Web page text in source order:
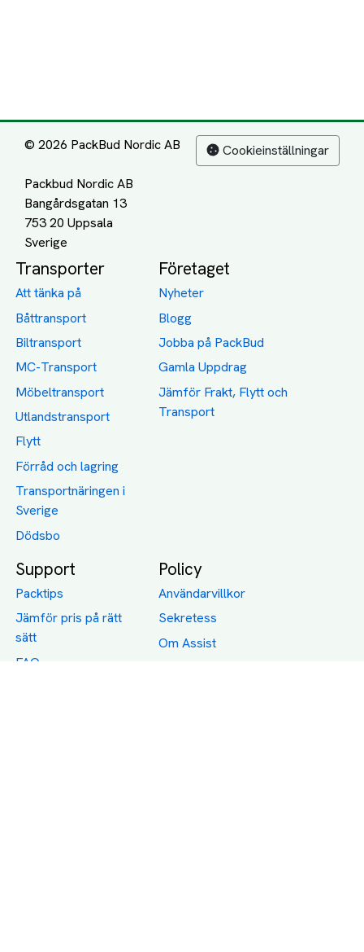
© 2026 PackBud Nordic AB
Packbud Nordic AB
Bangårdsgatan 13
753 20 Uppsala
Cookieinställningar
Transporter
Att tänka på
Båttransport
Biltransport
MC-Transport
Möbeltransport
Utlandstransport
Flytt
Förråd och lagring
Transportnäringen i
Sverige
Dödsbo
Företaget
Nyheter
Blogg
Jobba på PackBud
Gamla Uppdrag
Jämför Frakt, Flytt och
Transport
Support
Packtips
Jämför pris på rätt
sätt
FAQ
Policy
Användarvillkor
Sekretess
Om Assist